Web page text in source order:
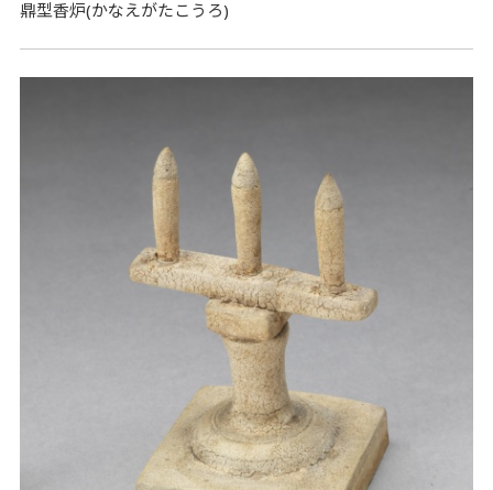
鼎型香炉(かなえがたこうろ)